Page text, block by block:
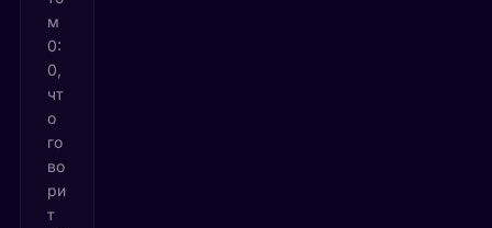
м
0:
0,
чт
о
го
во
ри
т